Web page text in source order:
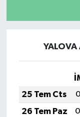
YALOVA
25 Tem Cts
26 Tem Paz